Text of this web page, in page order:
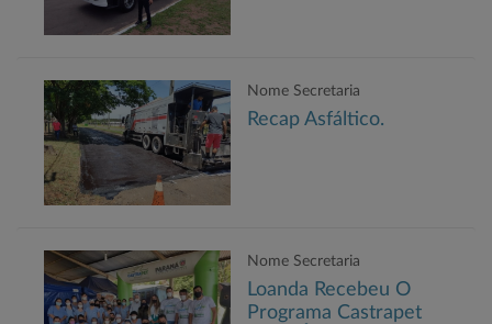
Nome Secretaria
Recap Asfáltico.
Nome Secretaria
Loanda Recebeu O
Programa Castrapet